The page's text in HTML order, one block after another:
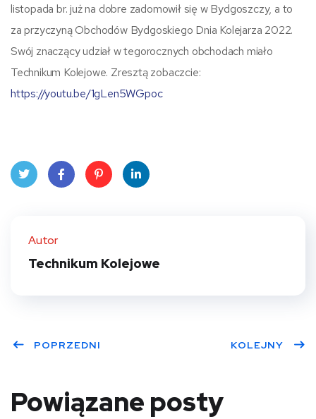
listopada br. już na dobre zadomowił się w Bydgoszczy, a to
za przyczyną Obchodów Bydgoskiego Dnia Kolejarza 2022.
Swój znaczący udział w tegorocznych obchodach miało
Technikum Kolejowe. Zresztą zobaczcie:
https://youtu.be/1gLen5WGpoc
t
Autor
Technikum Kolejowe
POPRZEDNI KOLEJNY
Powiązane posty